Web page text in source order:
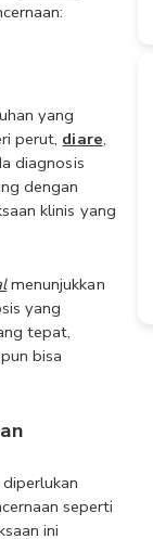
yang
perut, diare,
diagnosis
dengan
klinis yang
menunjukkan
yang
tepat,
bisa
ini